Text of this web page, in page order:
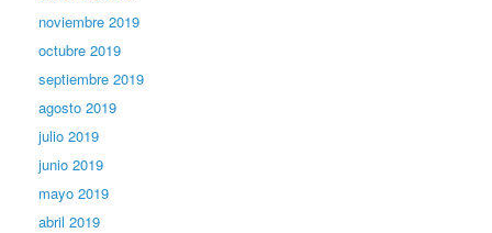
noviembre 2019
octubre 2019
septiembre 2019
agosto 2019
julio 2019
junio 2019
mayo 2019
abril 2019